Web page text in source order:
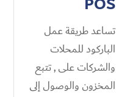
تساعد طريقة عمل
الباركود للمحلات
والشركات على , تتبع
المخزون والوصول إلى